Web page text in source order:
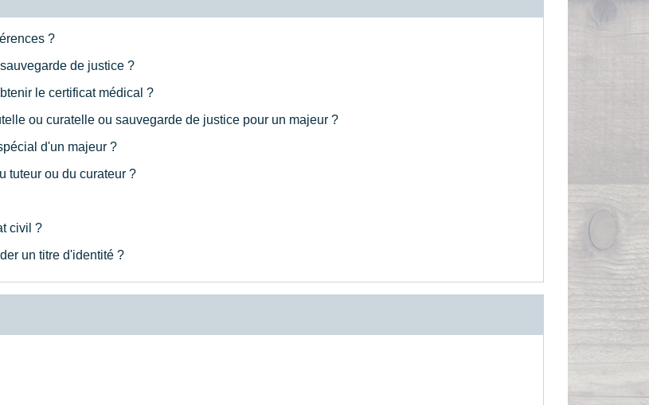
?
de justice ?
le certificat médical ?
ou curatelle ou sauvegarde de justice pour un majeur ?
d'un majeur ?
tuteur ou du curateur ?
civil ?
un titre d'identité ?